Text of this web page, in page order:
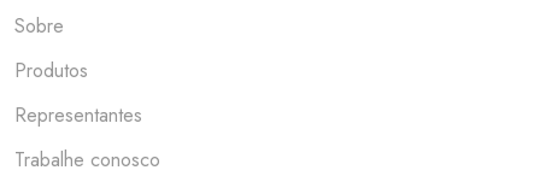
Sobre
Produtos
Representantes
Trabalhe conosco